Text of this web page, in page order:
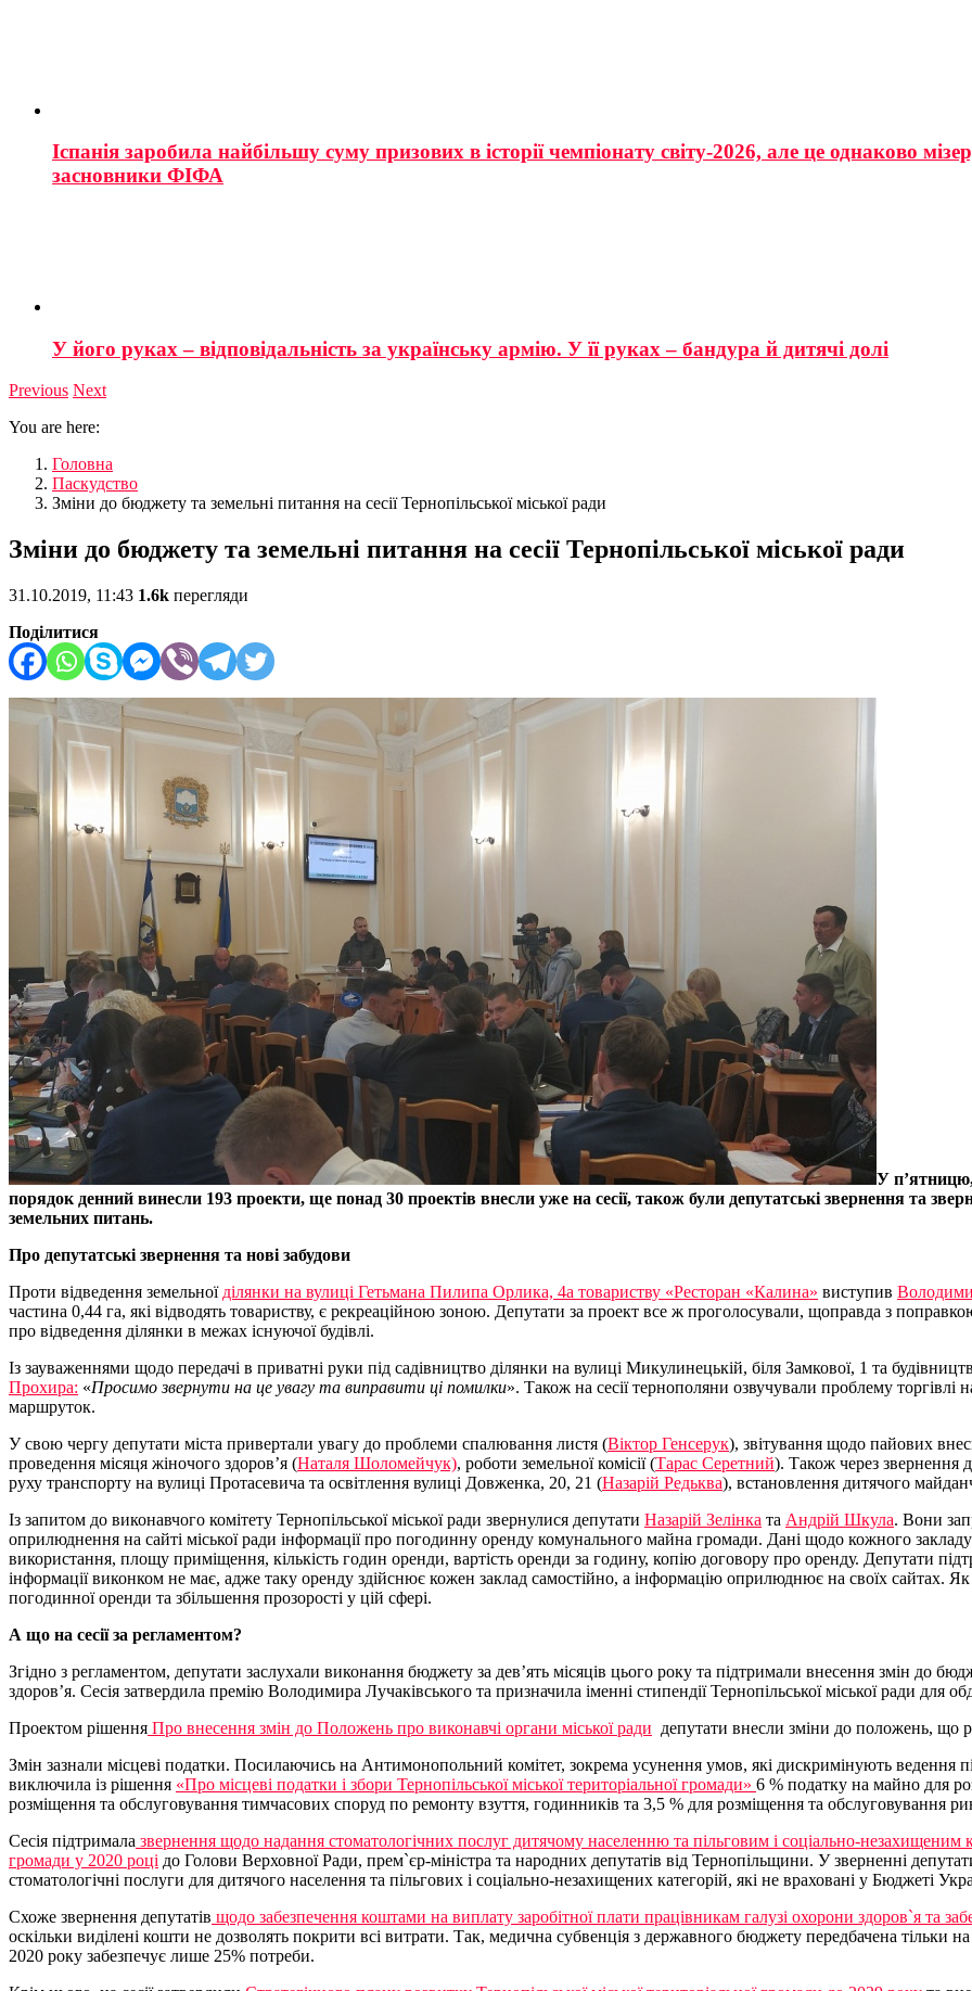
Іспанія заробила найбільшу суму призових в історії чемпіонату світу-2026, але це однаково
засновники ФІФА
У його руках – відповідальність за українську армію. У її руках – бандура й дитячі долі
Previous Next
You are here:
Головна
Паскудство
Зміни до бюджету та земельні питання на сесії Тернопільської міської ради
Зміни до бюджету та земельні питання на сесії Тернопільської міської ради
31.10.2019, 11:43 1.6k перегляди
Поділитися
У п’ятницю,
порядок денний винесли 193 проекти, ще понад 30 проектів внесли уже на сесії, також були депутатські звернення та
земельних питань.
Про депутатські звернення та нові забудови
Проти відведення земельної ділянки на вулиці Гетьмана Пилипа Орлика, 4а товариству «Ресторан «Калина» виступив
частина 0,44 га, які відводять товариству, є рекреаційною зоною. Депутати за проект все ж проголосували, щоправда з
про відведення ділянки в межах існуючої будівлі.
Із зауваженнями щодо передачі в приватні руки під садівництво ділянки на вулиці Микулинецькій, біля Замкової, 1 та
Прохира: «Просимо звернути на це увагу та виправити ці помилки». Також на сесії тернополяни озвучували проблему
маршруток.
У свою чергу депутати міста привертали увагу до проблеми спалювання листя (Віктор Генсерук), звітування щодо пайових
проведення місяця жіночого здоров’я (Наталя Шоломейчук), роботи земельної комісії (Тарас Серетний). Також через звернення
руху транспорту на вулиці Протасевича та освітлення вулиці Довженка, 20, 21 (Назарій Редьква), встановлення дитячого
Із запитом до виконавчого комітету Тернопільської міської ради звернулися депутати Назарій Зелінка та Андрій Шкула. Вони
оприлюднення на сайті міської ради інформації про погодинну оренду комунального майна громади. Дані щодо кожного
використання, площу приміщення, кількість годин оренди, вартість оренди за годину, копію договору про оренду. Депутати
інформації виконком не має, адже таку оренду здійснює кожен заклад самостійно, а інформацію оприлюднює на своїх сайтах. Як
погодинної оренди та збільшення прозорості у цій сфері.
А що на сесії за регламентом?
Згідно з регламентом, депутати заслухали виконання бюджету за дев’ять місяців цього року та підтримали внесення змін до
здоров’я. Сесія затвердила премію Володимира Лучаківського та призначила іменні стипендії Тернопільської міської ради для
Проектом рішення Про внесення змін до Положень про виконавчі органи міської ради депутати внесли зміни до положень, що
Змін зазнали місцеві податки. Посилаючись на Антимонопольний комітет, зокрема усунення умов, які дискримінують ведення
виключила із рішення «Про місцеві податки і збори Тернопільської міської територіальної громади» 6 % податку на майно для
розміщення та обслуговування тимчасових споруд по ремонту взуття, годинників та 3,5 % для розміщення та обслуговування
Сесія підтримала звернення щодо надання стоматологічних послуг дитячому населенню та пільговим і соціально-незахищеним
громади у 2020 році до Голови Верховної Ради, прем`єр-міністра та народних депутатів від Тернопільщини. У зверненні
стоматологічні послуги для дитячого населення та пільгових і соціально-незахищених категорій, які не враховані у Бюджеті
Схоже звернення депутатів щодо забезпечення коштами на виплату заробітної плати працівникам галузі охорони здоров`я та
оскільки виділені кошти не дозволять покрити всі витрати. Так, медична субвенція з державного бюджету передбачена тільки
2020 року забезпечує лише 25% потреби.